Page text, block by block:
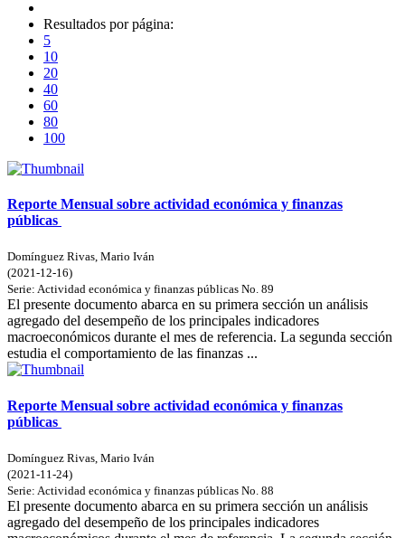
Resultados por página:
5
10
20
40
60
80
100
Reporte Mensual sobre actividad económica y finanzas
públicas
Domínguez Rivas, Mario Iván
(2021-12-16)
Serie: Actividad económica y finanzas públicas No. 89
El presente documento abarca en su primera sección un análisis
agregado del desempeño de los principales indicadores
macroeconómicos durante el mes de referencia. La segunda sección
estudia el comportamiento de las finanzas ...
Reporte Mensual sobre actividad económica y finanzas
públicas
Domínguez Rivas, Mario Iván
(2021-11-24)
Serie: Actividad económica y finanzas públicas No. 88
El presente documento abarca en su primera sección un análisis
agregado del desempeño de los principales indicadores